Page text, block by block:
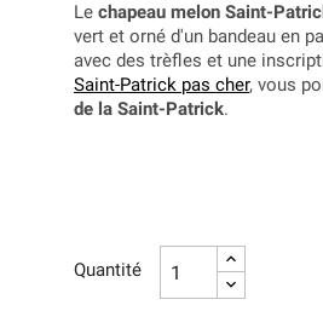
Le chapeau melon Saint-
vert et orné d'un bandeau en
avec des trèfles et une
Saint-Patrick pas cher, vous
de la Saint-Patrick.
Quantité